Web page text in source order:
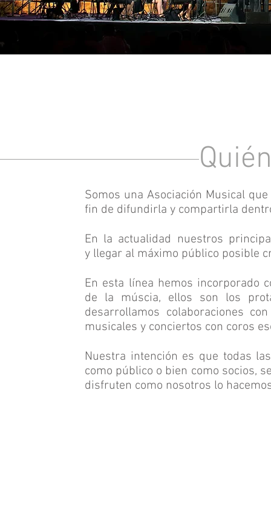
Somos una Asociación Musical
fin de difundirla y compartirla
En la actualidad nuestros
y llegar al máximo público posible
En esta línea hemos incorporado
de la múscia, ellos son los
desarrollamos colaboraciones
musicales y conciertos con coros
Nuestra intención es que todas
como público o bien como socios,
disfruten como nosotros lo